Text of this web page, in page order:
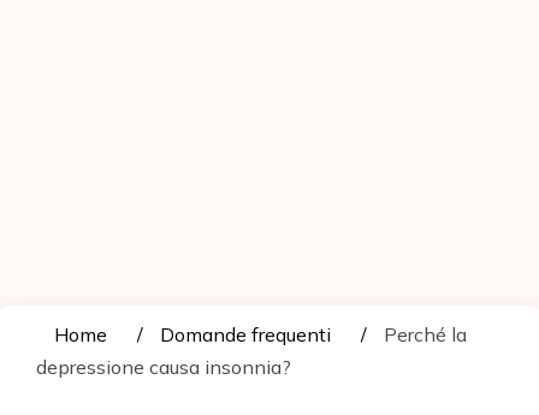
Home Domande frequenti
Perché la
depressione causa insonnia?